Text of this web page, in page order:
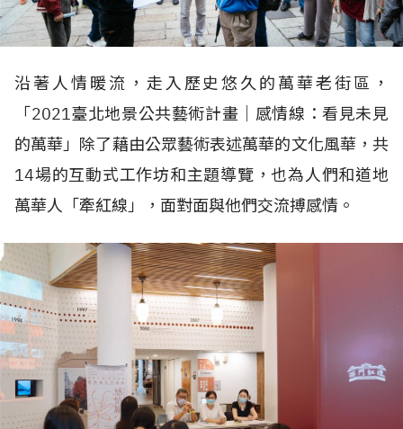
沿著人情暖流，走入歷史悠久的萬華老街區，
「2021臺北地景公共藝術計畫｜感情線：看見未見
的萬華」除了藉由公眾藝術表述萬華的文化風華，共
14場的互動式工作坊和主題導覽，也為人們和道地
萬華人「牽紅線」，面對面與他們交流搏感情。